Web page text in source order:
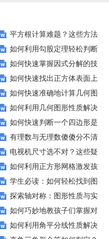
平方根计算难题？这些方法
让你轻松搞定！
如何利用勾股定理轻松判断
直角三角形？
如何快速掌握因式分解的技
巧？这些方法让你事半功倍！
如何快速找出正方体表面上
两点间的最短路径？——几何学
技巧分享
如何快速准确地计算几何图
形的面积？
如何利用几何图形性质解决
实际问题？
如何快速判断一个四边形是
不是平行四边形？这里有诀窍！
有理数与无理数傻傻分不清
楚？这些例子告诉你答案！
电视机尺寸选不对？这些疑
问帮你找到合适尺寸！
如何利用正方形网格激发孩
子的创造力？
学生必读：如何轻松找到图
形的对称轴？
探索轴对称：图形性质与实
际应用疑问解答
如何巧妙地教孩子们掌握对
称图形的奥秘？
如何利用角平分线性质解决